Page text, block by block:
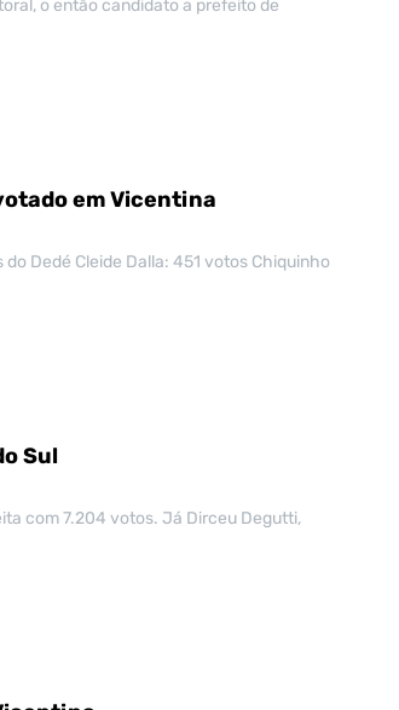
o então candidato a prefeito de
em Vicentina
Dedé Cleide Dalla: 451 votos Chiquinho
Sul
com 7.204 votos. Já Dirceu Degutti,